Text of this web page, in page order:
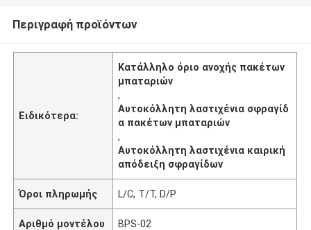
Περιγραφή προϊόντων
Ειδικότερα:
Κατάλληλο όριο ανοχής πακέτων
μπαταριών
,
Αυτοκόλλητη λαστιχένια σφραγίδ
α πακέτων μπαταριών
,
Αυτοκόλλητη λαστιχένια καιρική
απόδειξη σφραγίδων
Όροι πληρωμής L/C, T/T, D/P
Αριθμό μοντέλου BPS-02